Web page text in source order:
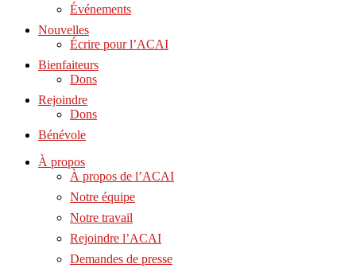
Événements
Nouvelles
Écrire pour l’ACAI
Bienfaiteurs
Dons
Rejoindre
Dons
Bénévole
À propos
À propos de l’ACAI
Notre équipe
Notre travail
Rejoindre l’ACAI
Demandes de presse